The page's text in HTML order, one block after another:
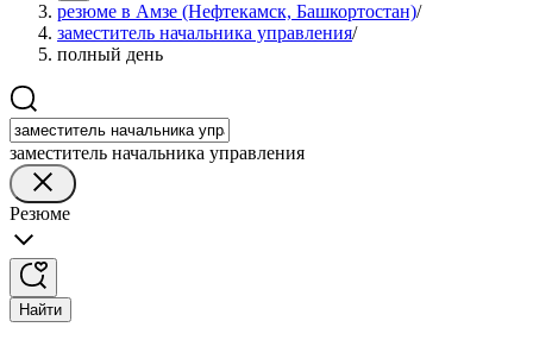
резюме в Амзе (Нефтекамск, Башкортостан)/
заместитель начальника управления/
полный день
заместитель начальника управления
Резюме
Найти